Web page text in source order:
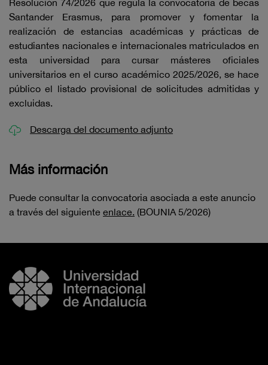
Resolución 74/2026 que regula la convocatoria de becas
Santander Erasmus, para promover y fomentar la
realización de estancias académicas y prácticas de
estudiantes nacionales e internacionales matriculados en
esta universidad para cursar másteres oficiales
universitarios en el curso académico 2025/2026, se hace
público el listado provisional de solicitudes admitidas y
excluidas.
Descarga del documento adjunto
Más información
Puede consultar la convocatoria asociada a este anuncio
a través del siguiente enlace. (BOUNIA 5/2026)